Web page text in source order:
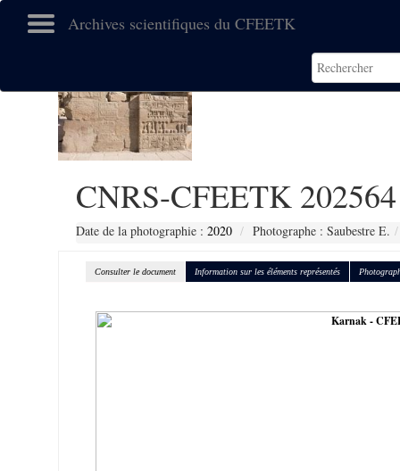
Archives scientifiques du CFEETK
CNRS-CFEETK 202564
Date de la photographie : 2020 Photographe : Saubestre E.
Consulter le document Information sur les éléments représentés